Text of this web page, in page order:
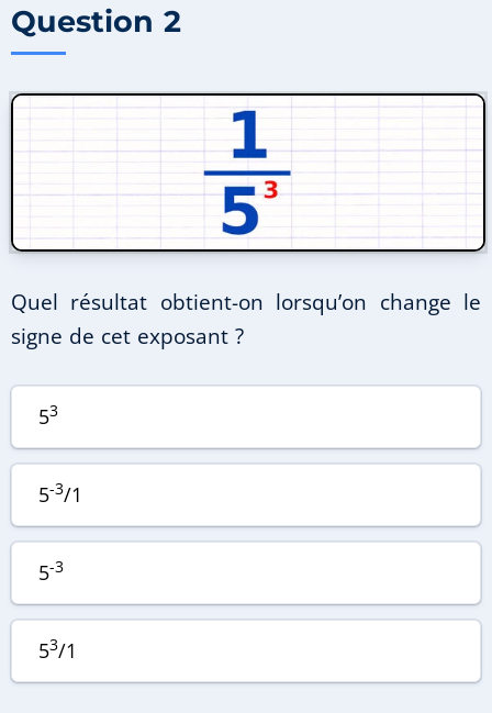
Question 2
Quel résultat obtient-on lorsqu’on change le
signe de cet exposant ?
53
5-3/1
5-3
53/1